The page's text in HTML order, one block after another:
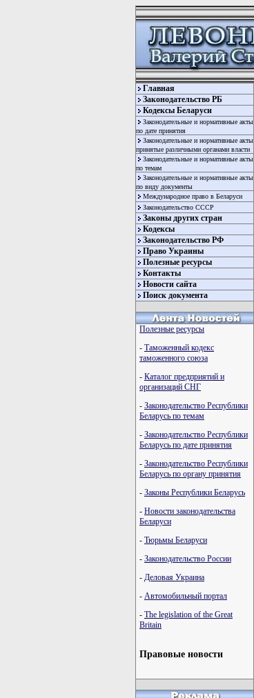
Главная
Законодательство РБ
Кодексы Беларуси
Законодательные и нормативные акты
по дате принятия
Законодательные и нормативные акты
принятые различными органами власти
Законодательные и нормативные акты
по темам
Законодательные и нормативные акты
по виду документы
Международное право в Беларуси
Законодательство СССР
Законы других стран
Кодексы
Законодательство РФ
Право Украины
Полезные ресурсы
Контакты
Новости сайта
Поиск документа
Полезные ресурсы
- Таможенный кодекс
таможенного союза
- Каталог предприятий и
организаций СНГ
- Законодательство Республики
Беларусь по темам
- Законодательство Республики
Беларусь по дате принятия
- Законодательство Республики
Беларусь по органу принятия
- Законы Республики Беларусь
- Новости законодательства
Беларуси
- Тюрьмы Беларуси
- Законодательство России
- Деловая Украина
- Автомобильный портал
- The legislation of the Great
Britain
Правовые новости